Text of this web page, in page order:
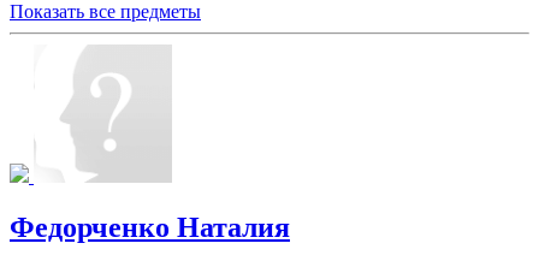
Показать все предметы
Федорченко Наталия